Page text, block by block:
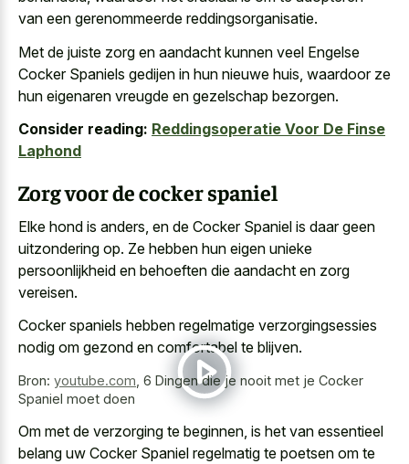
van een gerenommeerde reddingsorganisatie.
Met de juiste zorg en aandacht kunnen veel Engelse
Cocker Spaniels gedijen in hun nieuwe huis, waardoor ze
hun eigenaren vreugde en gezelschap bezorgen.
Consider reading: Reddingsoperatie Voor De Finse
Laphond
Zorg voor de cocker spaniel
Elke hond is anders, en de Cocker Spaniel is daar geen
uitzondering op. Ze hebben hun eigen unieke
persoonlijkheid en behoeften die aandacht en zorg
vereisen.
Cocker spaniels hebben regelmatige verzorgingsessies
nodig om gezond en comfortabel te blijven.
Bron: youtube.com 6 Dingen die je nooit met je Cocker
Spaniel moet doen
Om met de verzorging te beginnen, is het van essentieel
belang uw Cocker Spaniel regelmatig te poetsen om te